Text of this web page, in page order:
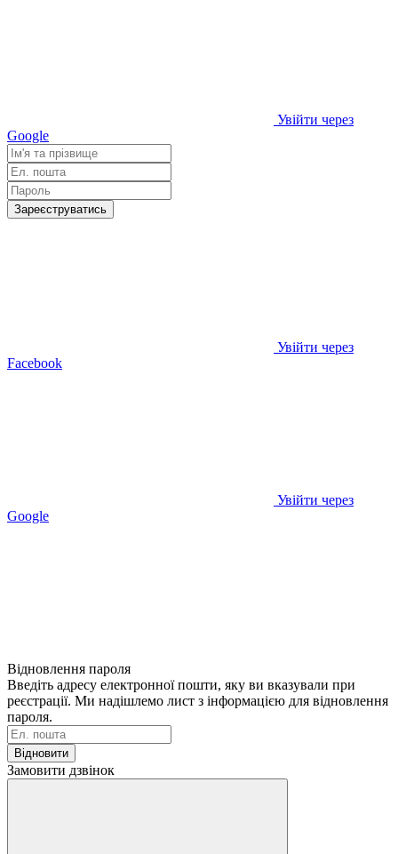
Увійти через
Google
Зареєструватись
Увійти через
Facebook
Увійти через
Google
Відновлення пароля
Введіть адресу електронної пошти, яку ви вказували при
реєстрації. Ми надішлемо лист з інформацією для відновлення
пароля.
Відновити
Замовити дзвінок